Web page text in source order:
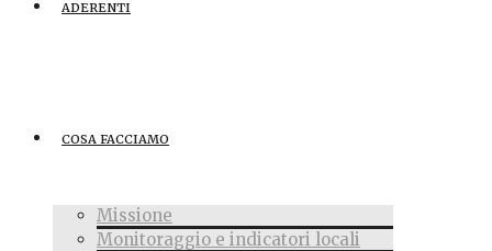
ADERENTI
COSA FACCIAMO
Missione
Monitoraggio e indicatori locali